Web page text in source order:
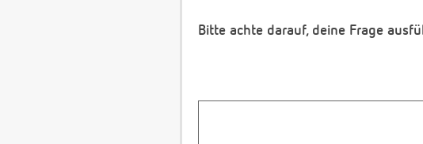
Bitte achte darauf, deine Frage